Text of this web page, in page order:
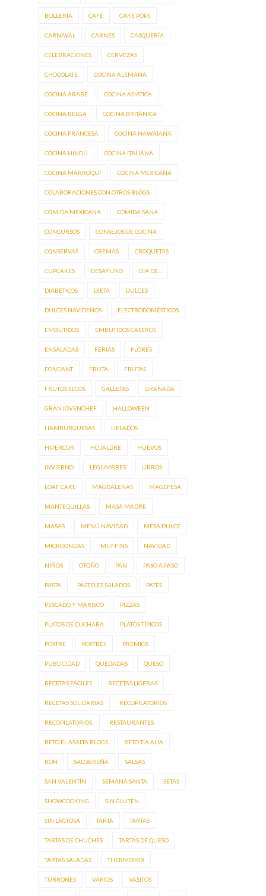
BOLLERÍA CAFÉ CAKE POPS
CARNAVAL CARNES CASQUERÍA
CELEBRACIONES CERVEZAS
CHOCOLATE COCINA ALEMANA
COCINA ÁRABE COCINA ASIÁTICA
COCINA BELGA COCINA BRITÁNICA
COCINA FRANCESA COCINA HAWAIANA
COCINA HINDÚ COCINA ITALIANA
COCINA MARROQUÍ COCINA MEXICANA
COLABORACIONES CON OTROS BLOGS
COMIDA MEXICANA COMIDA SANA
CONCURSOS CONSEJOS DE COCINA
CONSERVAS CREMAS CROQUETAS
CUPCAKES DESAYUNO DÍA DE...
DIABÉTICOS DIETA DULCES
DULCES NAVIDEÑOS ELECTRODOMÉSTICOS
EMBUTIDOS EMBUTIDOS CASEROS
ENSALADAS FERIAS FLORES
FONDANT FRUTA FRUTAS
FRUTOS SECOS GALLETAS GRANADA
GRANJOVENCHEF HALLOWEEN
HAMBURGUESAS HELADOS
HIPERCOR HOJALDRE HUEVOS
INVIERNO LEGUMBRES LIBROS
LOAF CAKE MAGDALENAS MAGEFESA
MANTEQUILLAS MASA MADRE
MASAS MENÚ NAVIDAD MESA DULCE
MICROONDAS MUFFINS NAVIDAD
NIÑOS OTOÑO PAN PASO A PASO
PASTA PASTELES SALADOS PATÉS
PESCADO Y MARISCO PIZZAS
PLATOS DE CUCHARA PLATOS TÍPICOS
POSTRE POSTRES PREMIOS
PUBLICIDAD QUEDADAS QUESO
RECETAS FÁCILES RECETAS LIGERAS
RECETAS SOLIDARIAS RECOPILATORIOS
RECOPILATORIOS. RESTAURANTES
RETO EL ASALTA BLOGS RETO TÍA ALIA
RON SALOBREÑA SALSAS
SAN VALENTÍN SEMANA SANTA SETAS
SHOWCOOKING SIN GLUTEN
SIN LACTOSA TARTA TARTAS
TARTAS DE CHUCHES TARTAS DE QUESO
TARTAS SALADAS THERMOMIX
TURRONES VARIOS VASITOS